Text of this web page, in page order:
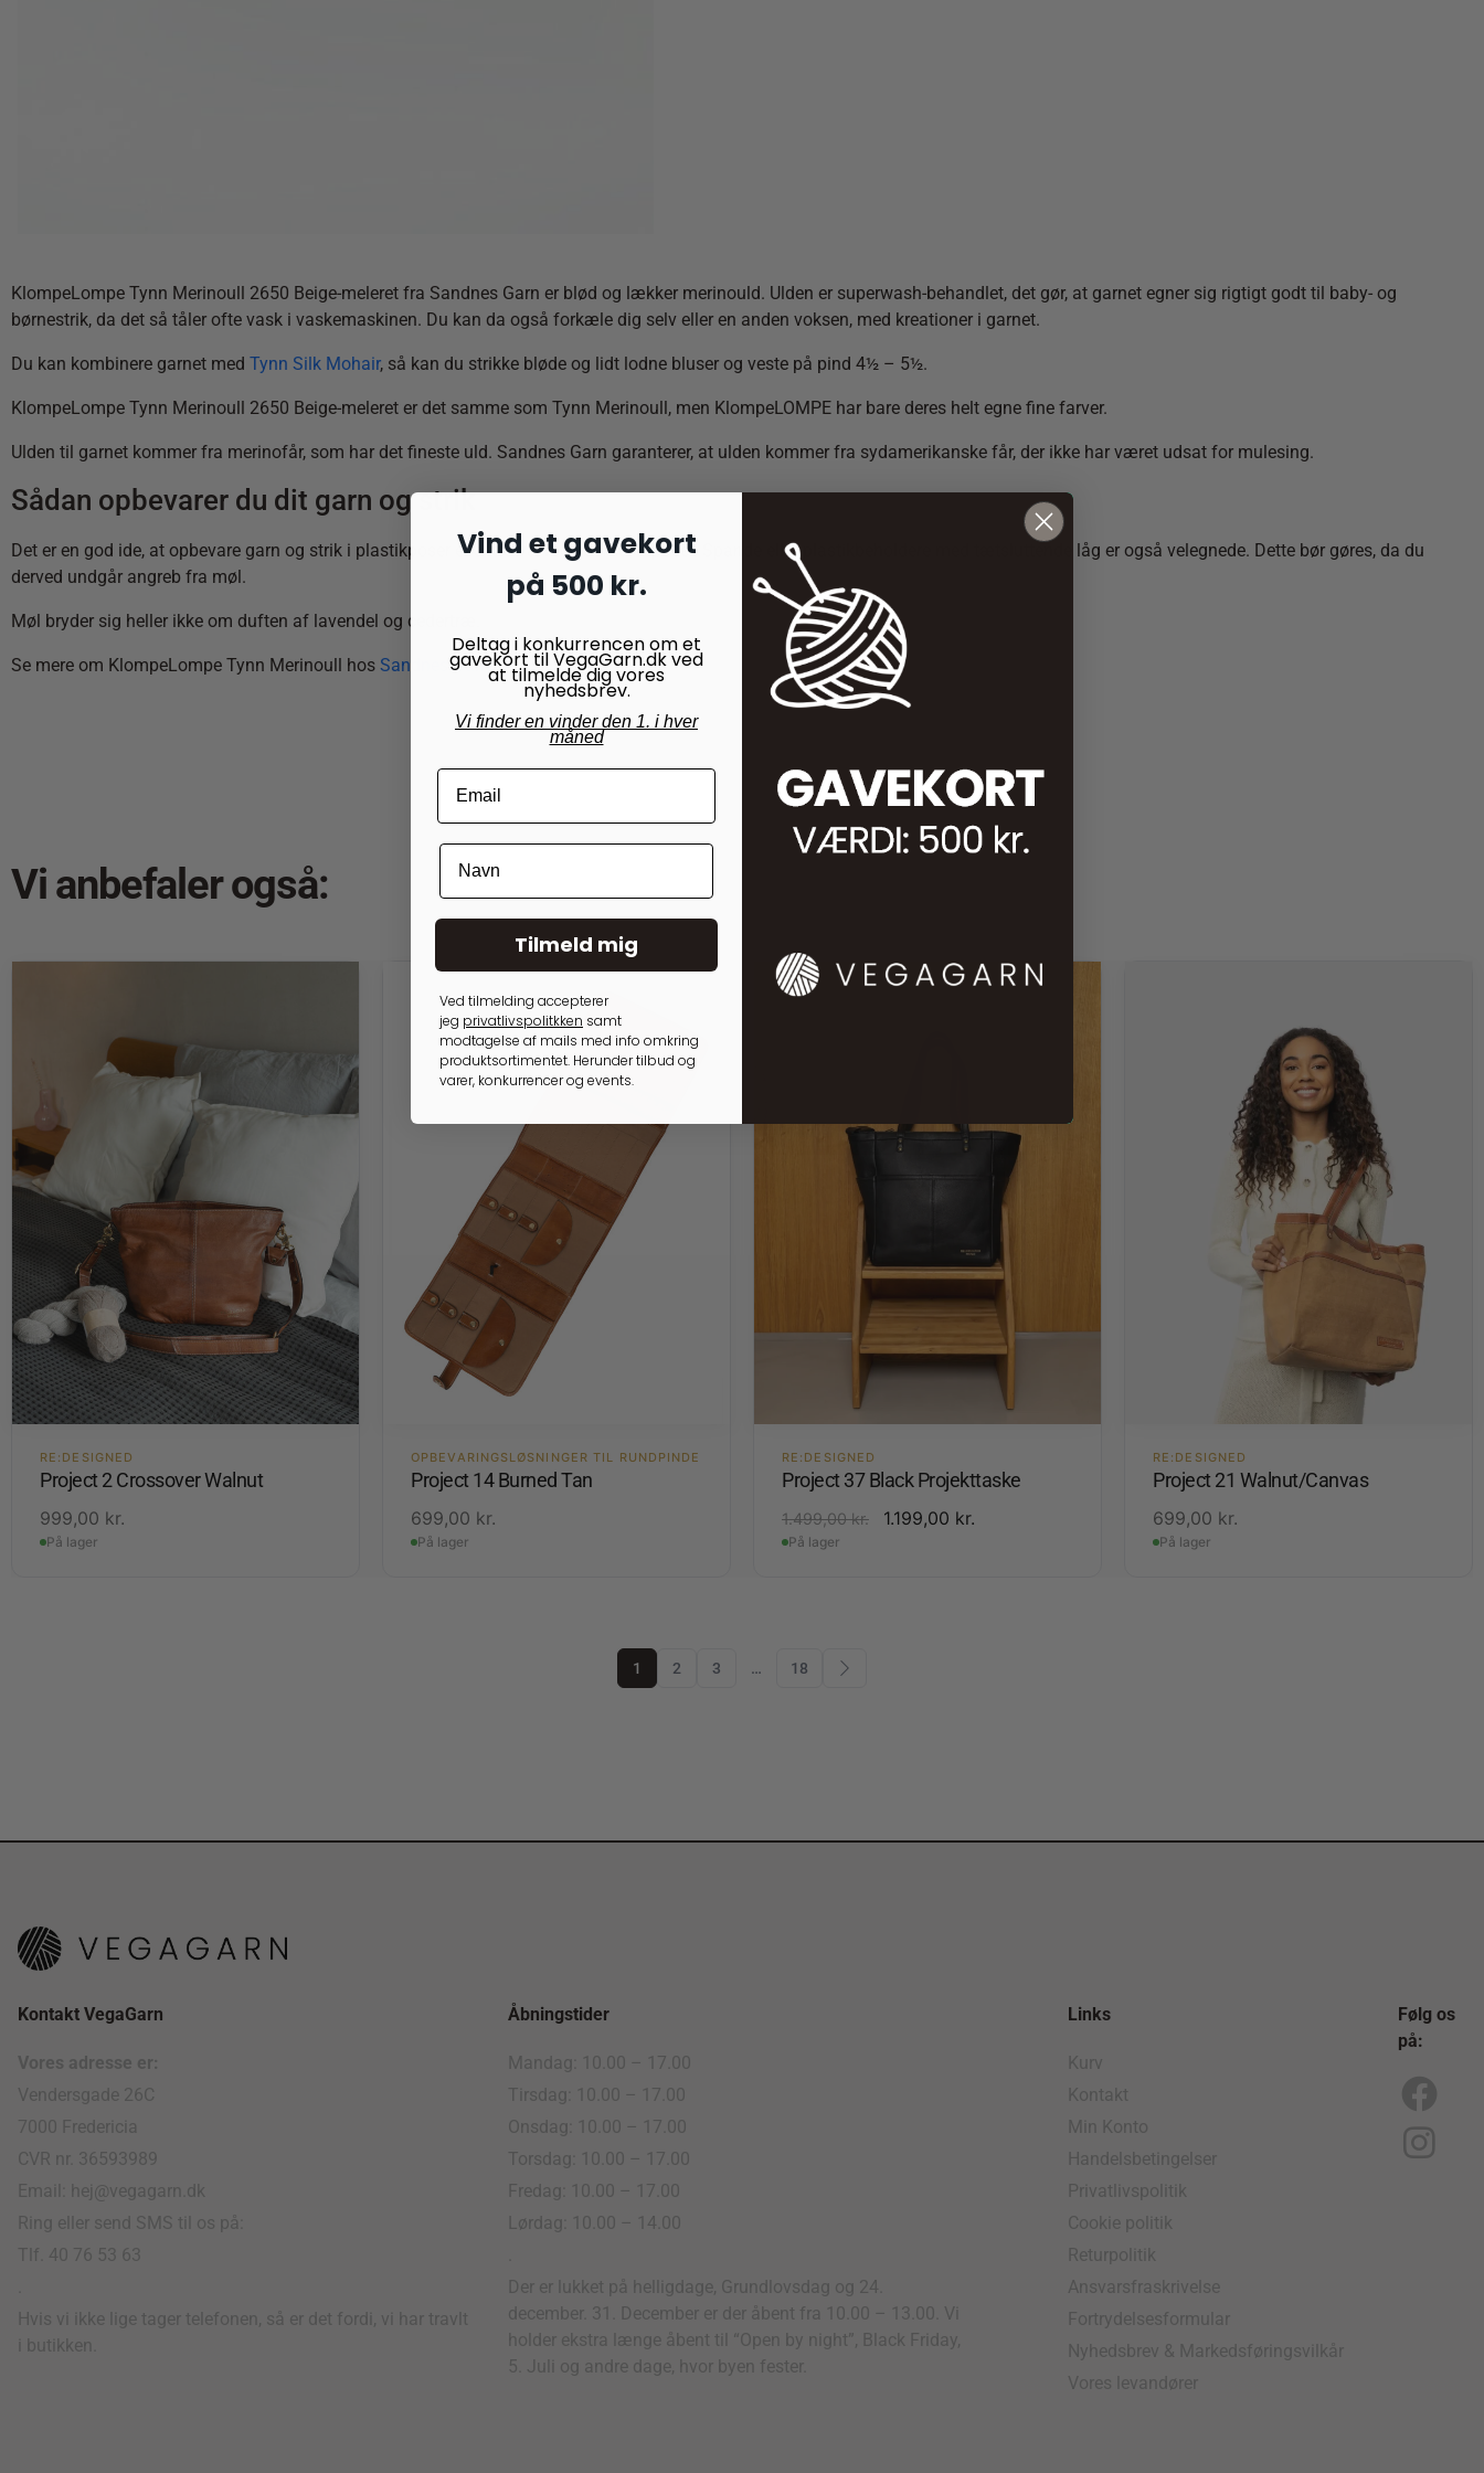
KlompeLompe Tynn Merinoull 2650 Beige-meleret fra Sandnes Garn er blød og lækker merinould. Ulden er superwash-behandlet, det gør, at garnet egner sig rigtigt godt til baby- og
børnestrik, da det så tåler ofte vask i vaskemaskinen. Du kan da også forkæle dig selv eller en anden voksen, med kreationer i garnet.
Du kan kombinere garnet med Tynn Silk Mohair, så kan du strikke bløde og lidt lodne bluser og veste på pind 4½ – 5½.
KlompeLompe Tynn Merinoull 2650 Beige-meleret er det samme som Tynn Merinoull, men KlompeLOMPE har bare deres helt egne fine farver.
Ulden til garnet kommer fra merinofår, som har det fineste uld. Sandnes Garn garanterer, at ulden kommer fra sydamerikanske får, der ikke har været udsat for mulesing.
Sådan opbevarer du dit garn og strik
Det er en god ide, at opbevare garn og strik i plastikposer eller tætvævede bomuldsposer. Spande eller plastikbeholdere med tætsluttende låg er også velegnede. Dette bør gøres, da du
derved undgår angreb fra møl.
Møl bryder sig heller ikke om duften af lavendel og cedertræ.
Se mere om KlompeLompe Tynn Merinoull hos Sandnes Garn
Vi anbefaler også:
RE:DESIGNED
Project 2 Crossover Walnut
999,00 kr.
På lager
OPBEVARINGSLØSNINGER TIL RUNDPINDE
Project 14 Burned Tan
699,00 kr.
På lager
RE:DESIGNED
Project 37 Black Projekttaske
1.499,00kr. 1.199,00 kr.
På lager
RE:DESIGNED
Project 21 Walnut/Canvas
699,00 kr.
På lager
1 2 3 … 18
Kontakt VegaGarn
Vores adresse er:
Vendersgade 26C
7000 Fredericia
CVR nr. 36593989
Email: hej@vegagarn.dk
Ring eller send SMS til os på:
Tlf. 40 76 53 63
Hvis vi ikke lige tager telefonen, så er det fordi, vi har travlt
i butikken.
Åbningstider
Mandag: 10.00 – 17.00
Tirsdag: 10.00 – 17.00
Onsdag: 10.00 – 17.00
Torsdag: 10.00 – 17.00
Fredag: 10.00 – 17.00
Lørdag: 10.00 – 14.00
Der er lukket på helligdage, Grundlovsdag og 24.
december. 31. December er der åbent fra 10.00 – 13.00. Vi
holder ekstra længe åbent til “Open by night”, Black Friday,
5. Juli og andre dage, hvor byen fester.
Links
Kurv
Kontakt
Min Konto
Handelsbetingelser
Privatlivspolitik
Cookie politik
Returpolitik
Ansvarsfraskrivelse
Fortrydelsesformular
Nyhedsbrev & Markedsføringsvilkår
Vores levandører
Følg os
på:
F
a
I
n
Vind et gavekort
på 500 kr.
Deltag i konkurrencen om et
gavekort til VegaGarn.dk ved
at tilmelde dig vores
nyhedsbrev.
Vi finder en vinder den 1. i hver
måned
Tilmeld mig
Ved tilmelding accepterer
jeg privatlivspolitkken samt
modtagelse af mails med info omkring
produktsortimentet. Herunder tilbud og
varer, konkurrencer og events.